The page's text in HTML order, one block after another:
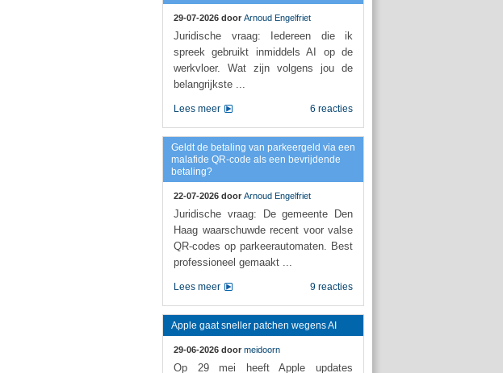
29-07-2026 door Arnoud Engelfriet
Juridische vraag: Iedereen die ik
spreek gebruikt inmiddels AI op de
werkvloer. Wat zijn volgens jou de
belangrijkste ...
6 reacties
Lees meer
Geldt de betaling van parkeergeld via een
malafide QR-code als een bevrijdende
betaling?
22-07-2026 door Arnoud Engelfriet
Juridische vraag: De gemeente Den
Haag waarschuwde recent voor valse
QR-codes op parkeerautomaten. Best
professioneel gemaakt ...
9 reacties
Lees meer
Apple gaat sneller patchen wegens AI
29-06-2026 door meidoorn
Op 29 mei heeft Apple updates